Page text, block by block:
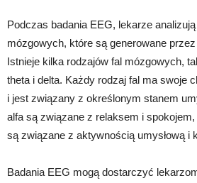
Podczas badania EEG, lekarze
mózgowych, które są generowane
Istnieje kilka rodzajów fal mózgowych,
theta i delta. Każdy rodzaj fal ma swoje
i jest związany z określonym stanem
alfa są związane z relaksem i
są związane z aktywnością umysłową i
Badania EEG mogą dostarczyć